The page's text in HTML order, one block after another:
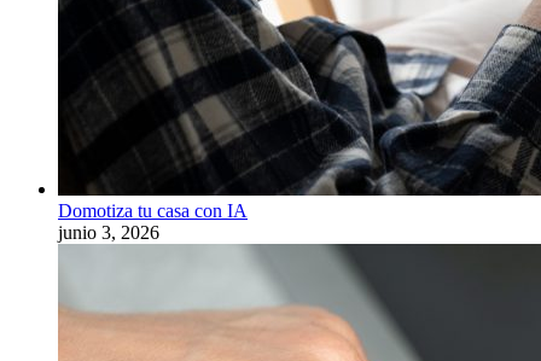
Domotiza tu casa con IA
junio 3, 2026